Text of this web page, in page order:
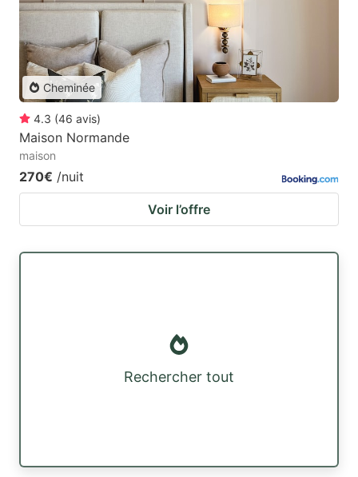
Cheminée
4.3 (46 avis)
Maison Normande
maison
270€ /nuit
Voir l’offre
Rechercher tout